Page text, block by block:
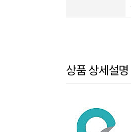
상품 상세설명